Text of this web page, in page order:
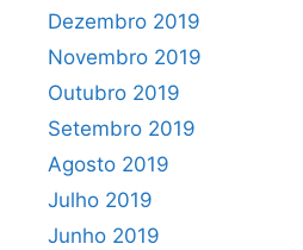
Dezembro 2019
Novembro 2019
Outubro 2019
Setembro 2019
Agosto 2019
Julho 2019
Junho 2019